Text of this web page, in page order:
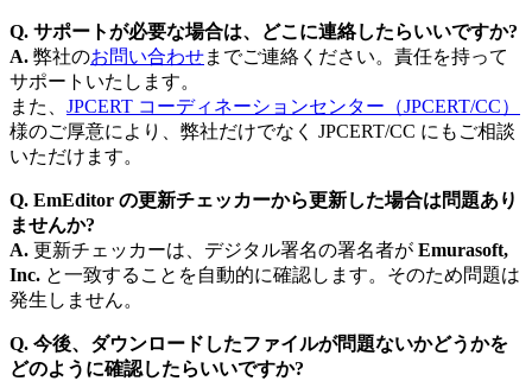
Q. サポートが必要な場合は、どこに連絡したらいいですか?
A. 弊社のお問い合わせまでご連絡ください。責任を持って
サポートいたします。
また、 JPCERT コーディネーションセンター（JPCERT/CC）
様のご厚意により、弊社だけでなく JPCERT/CC にもご相談
いただけます。
Q. EmEditor の更新チェッカーから更新した場合は問題あり
ませんか?
A. 更新チェッカーは、デジタル署名の署名者が Emurasoft,
Inc. と一致することを自動的に確認します。そのため問題は
発生しません。
Q. 今後、ダウンロードしたファイルが問題ないかどうかを
どのように確認したらいいですか?